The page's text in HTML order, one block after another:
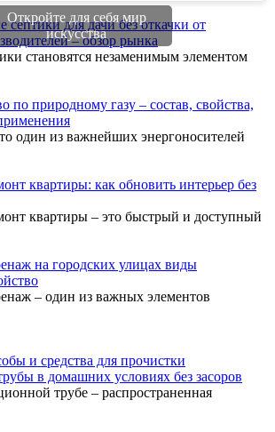
Откройте для себя мир
искусства
для дачи без откачки от
– обзор рынка
становятся незаменимым элементом
по природному газу – состав, свойства,
один из важнейших энергоносителей
квартиры: как обновить интерьер без
квартиры – это быстрый и доступный
на городских улицах виды
– один из важных элементов
и средства для прочистки
в домашних условиях без засоров
трубе – распространенная